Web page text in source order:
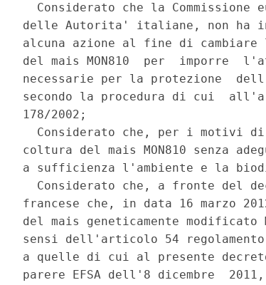
Considerato che la Commissione
delle Autorita' italiane, non ha
alcuna azione al fine di
del mais MON810  per  imporre
necessarie per la protezione
secondo la procedura di cui
178/2002;
Considerato che, per i motivi
coltura del mais MON810 senza
a sufficienza l'ambiente e la
Considerato che, a fronte del
francese che, in data 16 marzo
del mais geneticamente
sensi dell'articolo 54 regolamento
a quelle di cui al presente
parere EFSA dell'8 dicembre